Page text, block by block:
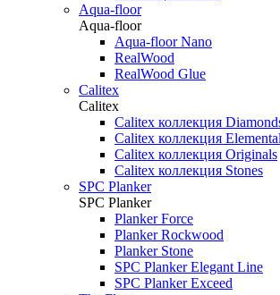
Aqua-floor
Aqua-floor
Aqua-floor Nano
RealWood
RealWood Glue
Calitex
Calitex
Calitex коллекция
Calitex коллекция
Calitex коллекция Originals
Calitex коллекция Stones
SPC Planker
SPC Planker
Planker Force
Planker Rockwood
Planker Stone
SPC Planker Elegant Line
SPC Planker Exceed